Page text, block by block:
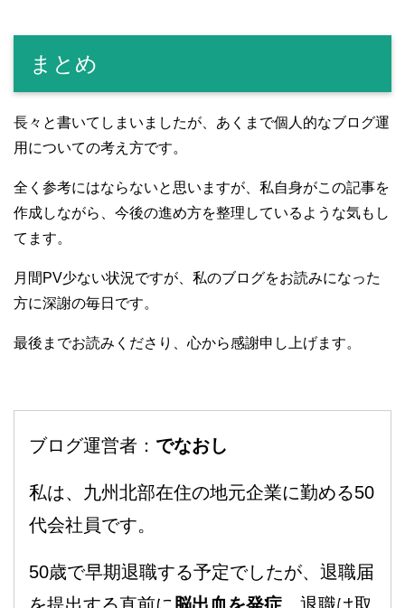
まとめ
長々と書いてしまいましたが、あくまで個人的なブログ運
用についての考え方です。
全く参考にはならないと思いますが、私自身がこの記事を
作成しながら、今後の進め方を整理しているような気もし
てます。
月間PV少ない状況ですが、私のブログをお読みになった
方に深謝の毎日です。
最後までお読みくださり、心から感謝申し上げます。
ブログ運営者： でなおし
私は、九州北部在住の地元企業に勤める50
代会社員です。
50歳で早期退職する予定でしたが、退職届